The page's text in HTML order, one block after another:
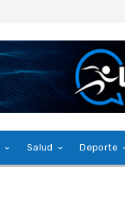
Salud Deporte